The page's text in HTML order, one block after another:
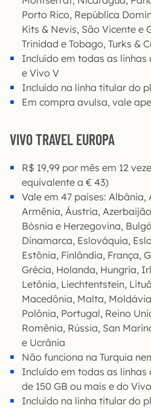
Porto Rico, República
Kits & Nevis, São Vicente e
Trinidad e Tobago, Turks &
Incluído em todas as linhas
e Vivo V
Incluído na linha titular do
Em compra avulsa, vale
VIVO TRAVEL EUROPA
R$ 19,99 por mês em 12
equivalente a € 43)
Vale em 47 países: Albânia,
Armênia, Áustria,
Bósnia e Herzegovina,
Dinamarca, Eslováquia,
Estônia, Finlândia, França,
Grécia, Holanda, Hungria,
Letônia, Liechtentstein,
Macedônia, Malta,
Polônia, Portugal, Reino
Romênia, Rússia, San
e Ucrânia
Não funciona na Turquia
Incluído em todas as linhas
de 150 GB ou mais e do
Incluído na linha titular do